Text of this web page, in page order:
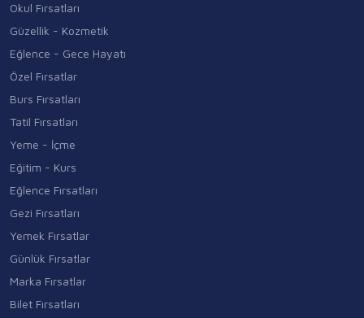
Okul Fırsatları
Güzellik - Kozmetik
Eğlence - Gece Hayatı
Özel Fırsatlar
Burs Fırsatları
Tatil Fırsatları
Yeme - İçme
Eğitim - Kurs
Eğlence Fırsatları
Gezi Fırsatları
Yemek Fırsatlar
Günlük Fırsatlar
Marka Fırsatlar
Bilet Fırsatları